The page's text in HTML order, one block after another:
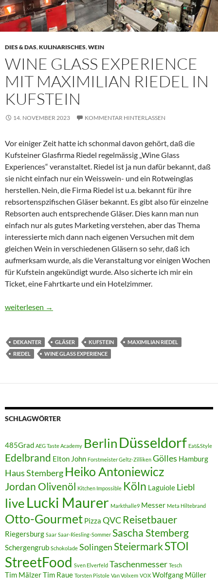
DIES & DAS,KULINARISCHES,WEIN
WINE GLASS EXPERIENCE
MIT MAXIMILIAN RIEDEL IN
KUFSTEIN
14. NOVEMBER 2023 KOMMENTAR HINTERLASSEN
Vor einiger Zeit hatte ich schonmal davon gehört, daß die
Kufsteiner Glasfirma Riedel regelmässig „Wine Glass
Experiences“ veranstaltet. Riedel ist ja nun dafür bekannt, daß
sie nicht einfach nur ein Weisswein- und ein Rotweinglas
herstellen. Nein, die Firma Riedel ist u.a. bekannt für ihre
rebsortenspzifischen Gläser bekannt. Es gibt also für einzelne
Rebsorten auch entsprechende Gläser. Dies kann man nun
einfach nur als gutes Marketing verstehen, aber das Thema
interessierte mich dann nach eigenen Versuchen mit dem
gleichen Wein in verschiedenen Gläsern so sehr, daß ich
aufmerksam wurde, als die Veranstaltung vor einigen Wochen
für Kufstein angekündigt wurde. Also sicherte ich mir ein
Ticket, eine Fahrtkarte und ein Hotelzimmer.
Wine Glass Experience mit Maximilian Riedel in Kufstein
weiterlesen →
DEKANTER GLÄSER KUFSTEIN
MAXIMILIAN RIEDEL
RIEDEL
WINE GLASS EXPERIENCE
SCHLAGWÖRTER
485Grad AEG Taste Academy BerlinDüsseldorf Eat&Style
Edelbrand Elton John Forstmeister Geltz-Zilliken Gölles Hamburg
Haus Stemberg Heiko Antoniewicz
Jordan Olivenöl Kitchen Impossible Köln Laguiole Liebl
liveLucki Maurer Markthalle9 Messer Meta Hiltebrand
Otto-Gourmet Pizza QVC Reisetbauer
Riegersburg Saar Saar-Riesling-Sommer Sascha Stemberg
Schergengrub Schokolade SolingenSteiermarkSTOI
StreetFood Sven Elverfeld Taschenmesser Tesch
Tim MälzerTim Raue Torsten Pistole Van Volxem VOX Wolfgang Müller